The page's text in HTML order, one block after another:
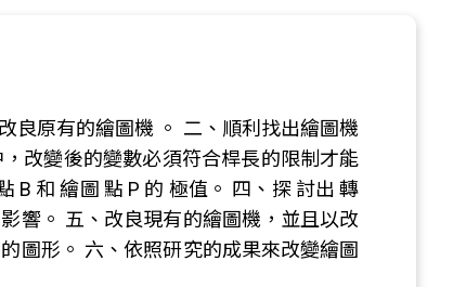
良原有的繪圖機 。 二、順利找出繪圖機
改變後的變數必須符合桿長的限制才能
B 和 繪圖 點 P 的 極值。 四、探 討出 轉
響。 五、改良現有的繪圖機，並且以改
圖形。 六、依照研究的成果來改變繪圖